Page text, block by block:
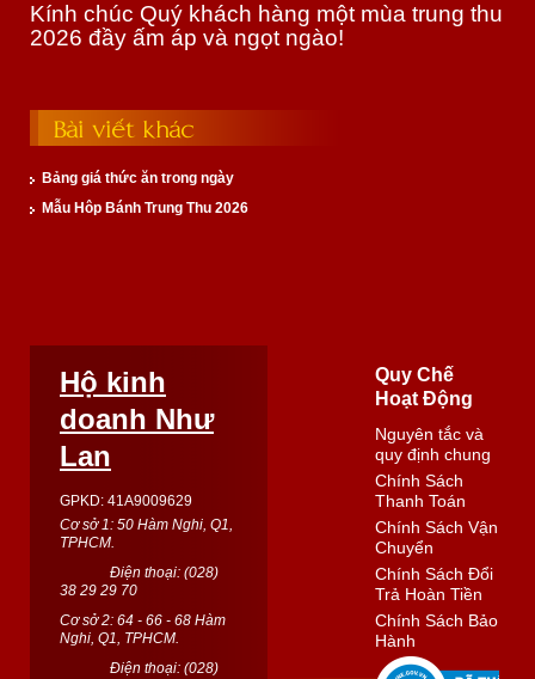
Kính chúc Quý khách hàng một mùa trung thu
2026 đầy ấm áp và ngọt ngào!
Bài viết khác
Bảng giá thức ăn trong ngày
Mẫu Hôp Bánh Trung Thu 2026
Hộ kinh
doanh Như
Lan
GPKD: 41A9009629
Cơ sở 1: 50 Hàm Nghi, Q1,
TPHCM.
Điện thoại: (028)
38 29 29 70
Cơ sở 2: 64 - 66 - 68 Hàm
Nghi, Q1, TPHCM.
Điện thoại: (028)
Quy Chế
Hoạt Động
Nguyên tắc và
quy định chung
Chính Sách
Thanh Toán
Chính Sách Vận
Chuyển
Chính Sách Đổi
Trả Hoàn Tiền
Chính Sách Bảo
Hành